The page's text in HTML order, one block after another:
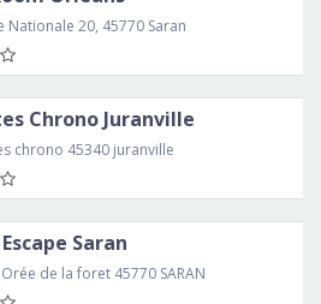
Nationale 20, 45770 Saran
Chrono Juranville
chrono 45340 juranville
Saran
de la foret 45770 SARAN